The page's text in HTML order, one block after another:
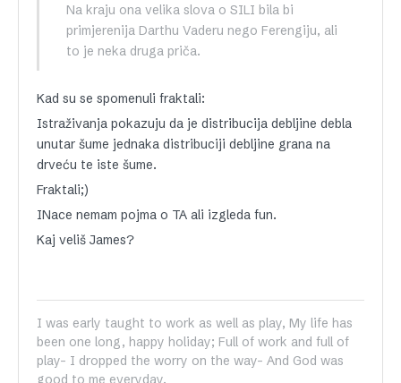
Na kraju ona velika slova o SILI bila bi
primjerenija Darthu Vaderu nego Ferengiju, ali
to je neka druga priča.
Kad su se spomenuli fraktali:
Istraživanja pokazuju da je distribucija debljine debla
unutar šume jednaka distribuciji debljine grana na
drveću te iste šume.
Fraktali;)
INace nemam pojma o TA ali izgleda fun.
Kaj veliš James?
I was early taught to work as well as play, My life has
been one long, happy holiday; Full of work and full of
play- I dropped the worry on the way- And God was
good to me everyday.